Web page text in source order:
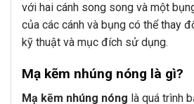
với hai cánh song song và một
của các cánh và bụng có thể thay
kỹ thuật và mục đích sử dụng.
Mạ kẽm nhúng nóng là gì?
Mạ kẽm nhúng nóng là quá trình